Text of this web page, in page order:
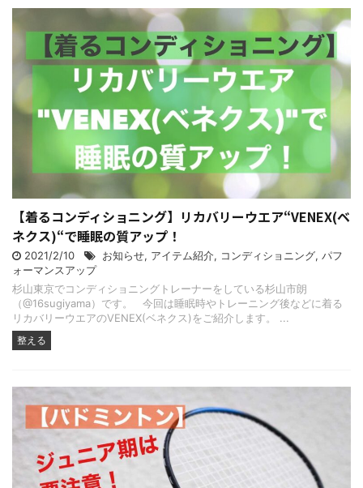
【着るコンディショニング】リカバリーウエア“VENEX(ベ
ネクス)“で睡眠の質アップ！
2021/2/10 お知らせ, アイテム紹介, コンディショニング, パフ
ォーマンスアップ
杉山東京でコンディショニングトレーナーをしている杉山市朗
（@16sugiyama）です。 今回は睡眠時やトレーニング後などに着る
リカバリーウエアのVENEX(ベネクス)をご紹介します。 ...
整える